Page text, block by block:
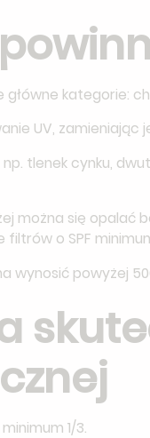
główne kategorie:
UV, zamieniając
tlenek cynku,
można się
o SPF
wynosić powyżej
1/3.